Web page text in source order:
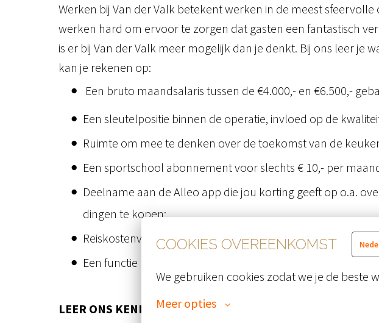
COOKIES OVEREENKOMST
We gebruiken cookies zodat we je de beste
Meer opties
Werken bij Van der Valk betekent werken in de meest
werken hard om ervoor te zorgen dat gasten een fantastisch
is er bij Van der Valk meer mogelijk dan je denkt. Bij ons leer je
kan je rekenen op:
Een bruto maandsalaris tussen de €4.000,- en €6.500,-
Een sleutelpositie binnen de operatie, invloed op de
Ruimte om mee te denken over de toekomst van de
Een sportschool abonnement voor slechts € 10,- per
Deelname aan de Alleo app die jou korting geeft op o.a.
dingen te kopen;
Reiskostenvergoeding bij een enkele reisafstand van meer
Een functie binnen een familiebedrijf met een gezellige
LEER ONS KENNEN